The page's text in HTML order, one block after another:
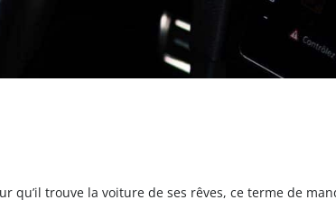
qu’il trouve la voiture de ses rêves, ce terme de